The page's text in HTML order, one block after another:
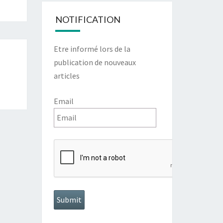
NOTIFICATION
Etre informé lors de la
publication de nouveaux
articles
Email